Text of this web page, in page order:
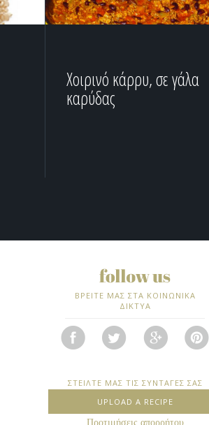
Χοιρινό κάρρυ, σε γάλα
καρύδας
ΒΡΕΙΤΕ ΜΑΣ ΣΤΑ ΚΟΙΝΩΝΙΚΑ
ΔΙΚΤΥΑ
ΣΤΕΙΛΤΕ ΜΑΣ ΤΙΣ ΣΥΝΤΑΓΕΣ ΣΑΣ
UPLOAD A RECIPE
Προτιμήσεις απορρήτου